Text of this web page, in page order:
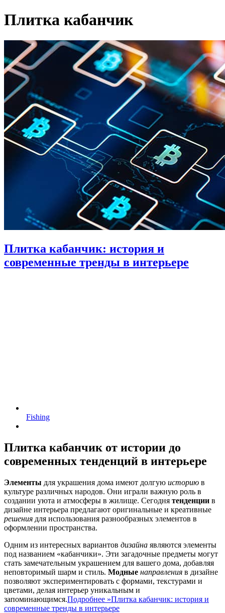
Плитка кабанчик
Плитка кабанчик: история и
современные тренды в интерьере
Fishing
Плитка кабанчик от истории до
современных тенденций в интерьере
Элементы для украшения дома имеют долгую историю в
культуре различных народов. Они играли важную роль в
создании уюта и атмосферы в жилище. Сегодня тенденции в
дизайне интерьера предлагают оригинальные и креативные
решения для использования разнообразных элементов в
оформлении пространства.
Одним из интересных вариантов дизайна являются элементы
под названием «кабанчики». Эти загадочные предметы могут
стать замечательным украшением для вашего дома, добавляя
неповторимый шарм и стиль. Модные направления в дизайне
позволяют экспериментировать с формами, текстурами и
цветами, делая интерьер уникальным и
запоминающимся.Подробнее »Плитка кабанчик: история и
современные тренды в интерьере